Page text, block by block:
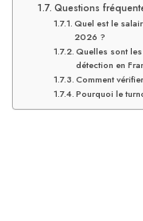
Questions
Quel est le
2026 ?
Quelles sont
détection en
Comment
Pourquoi le